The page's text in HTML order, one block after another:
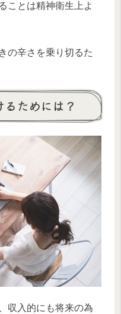
ことは精神衛生上よ
の辛さを乗り切るた
ためには？
収入的にも将来の為